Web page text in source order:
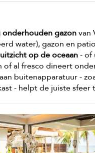
gazonvan
water), gazon en
op de oceaan- of
of al fresco dineert
buitenapparatuur -
- helpt de juiste